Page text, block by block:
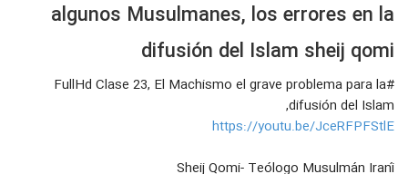
#FullHD Clase 25, El Converso al
Islam por El Interes, Los Errores en
la Difusión del Islam۱۶ بازدید
52
#EnVivo Clase 25; El Converso
algunos Musulmanes, los errores en la
difusión del Islam sheij qomi
#FullHd Clase 23, El Machismo el grave problema para la
difusión del Islam,
https://youtu.be/JceRFPFStlE
Sheij Qomi- Teólogo Musulmán Iraní